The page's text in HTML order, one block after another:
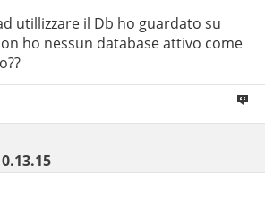
utillizzare il Db ho guardato su
ho nessun database attivo come